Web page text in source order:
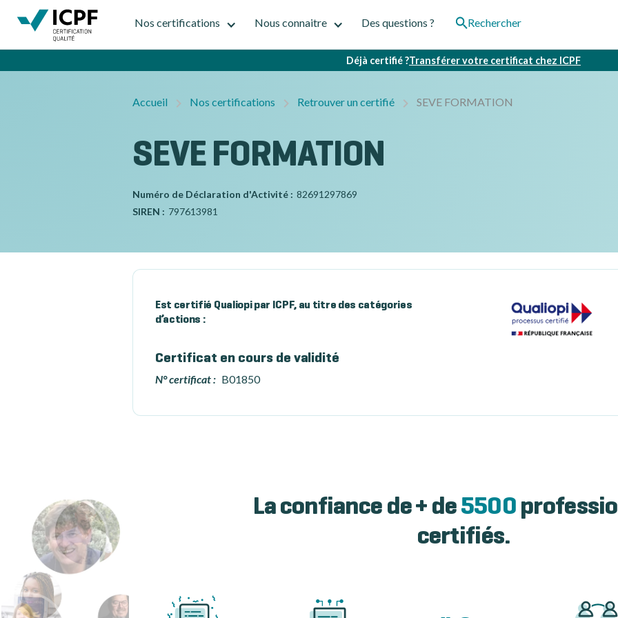
Nos certifications Nous connaitre Des questions ? Rechercher
Déjà certifié ?Transférer votre certificat chez ICPF
Accueil Nos certifications Retrouver un certifié SEVE FORMATION
SEVE FORMATION
Numéro de Déclaration d'Activité : 82691297869
SIREN : 797613981
Est certifié Qualiopi par ICPF, au titre des catégories
d’actions :
Certificat en cours de validité
N° certificat : B01850
La confiance de + de 5500
certifiés.